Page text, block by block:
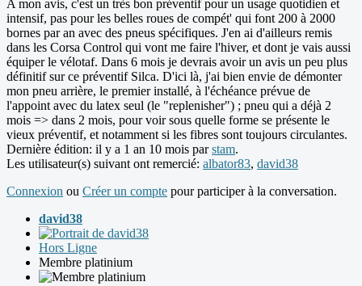
A mon avis, c'est un très bon préventif pour un usage quotidien et
intensif, pas pour les belles roues de compét' qui font 200 à 2000
bornes par an avec des pneus spécifiques. J'en ai d'ailleurs remis
dans les Corsa Control qui vont me faire l'hiver, et dont je vais aussi
équiper le vélotaf. Dans 6 mois je devrais avoir un avis un peu plus
définitif sur ce préventif Silca. D'ici là, j'ai bien envie de démonter
mon pneu arrière, le premier installé, à l'échéance prévue de
l'appoint avec du latex seul (le "replenisher") ; pneu qui a déjà 2
mois => dans 2 mois, pour voir sous quelle forme se présente le
vieux préventif, et notamment si les fibres sont toujours circulantes.
Dernière édition: il y a 1 an 10 mois parstam.
Les utilisateur(s) suivant ont remercié: albator83, david38
Connexion ou Créer un compte pour participer à la conversation.
david38
Hors Ligne
Membre platinium